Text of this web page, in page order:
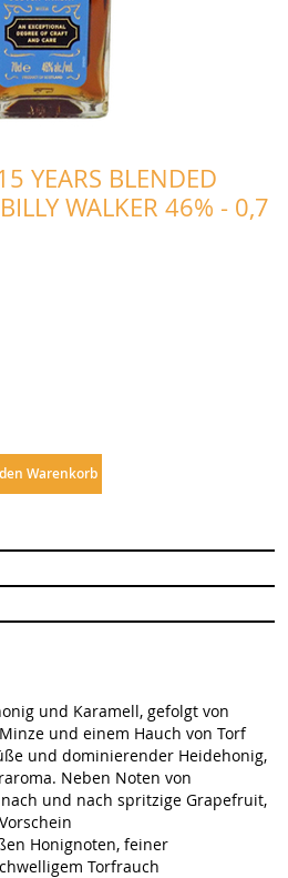
YEARS BLENDED
WALKER 46% - 0,7
Warenkorb
und Karamell, gefolgt von
und einem Hauch von Torf
und dominierender Heidehonig,
Neben Noten von
und nach spritzige Grapefruit,
Honignoten, feiner
Torfrauch